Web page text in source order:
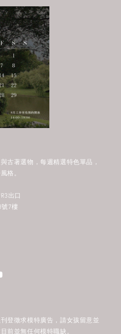
古著選物，每週精選特色單品，
格。
出口
7樓
登徵求模特廣告，請女孩留意並
前並無任何模特職缺。